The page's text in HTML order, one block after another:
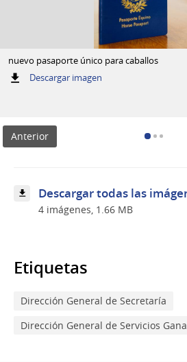
nuevo pasaporte único para caballos
Descargar imagen:
Anterior
Descargar todas las
4 imágenes, 1.66 MB
Etiquetas
Dirección General de Secretaría
Dirección General de Servicios